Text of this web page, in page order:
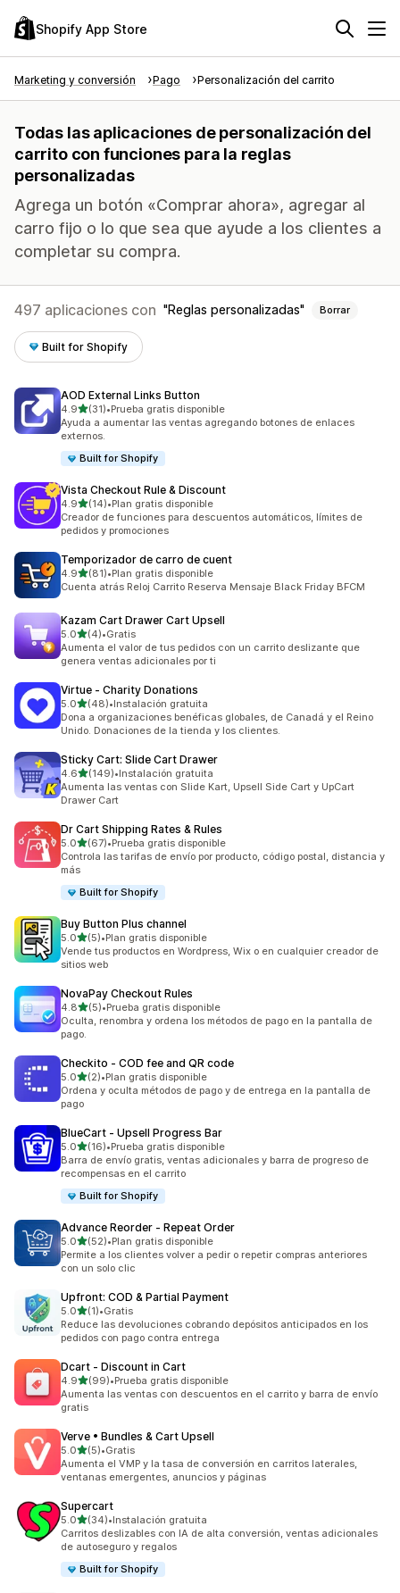
Shopify App Store
Marketing y conversión Pago Personalización del carrito
Todas las aplicaciones de personalización del
carrito con funciones para la reglas
personalizadas
Agrega un botón «Comprar ahora», agregar al
carro fijo o lo que sea que ayude a los clientes a
completar su compra.
497 aplicaciones con Reglas personalizadas Borrar
Built for Shopify
AOD External Links Button
4.9de 5 estrellas
(31)
31 reseñas en total
•Prueba gratis disponible
Ayuda a aumentar las ventas agregando botones de enlaces
externos.
Built for Shopify
Vista Checkout Rule & Discount
4.9de 5 estrellas
(14)
14 reseñas en total
•Plan gratis disponible
Creador de funciones para descuentos automáticos, límites de
pedidos y promociones
Temporizador de carro de cuent
4.9de 5 estrellas
(81)
81 reseñas en total
•Plan gratis disponible
Cuenta atrás Reloj Carrito Reserva Mensaje Black Friday BFCM
Kazam Cart Drawer Cart Upsell
5.0de 5 estrellas
(4)
4 reseñas en total
•Gratis
Aumenta el valor de tus pedidos con un carrito deslizante que
genera ventas adicionales por ti
Virtue ‑ Charity Donations
5.0de 5 estrellas
(48)
48 reseñas en total
•Instalación gratuita
Dona a organizaciones benéficas globales, de Canadá y el Reino
Unido. Donaciones de la tienda y los clientes.
Sticky Cart: Slide Cart Drawer
4.6de 5 estrellas
(149)
149 reseñas en total
•Instalación gratuita
Aumenta las ventas con Slide Kart, Upsell Side Cart y UpCart
Drawer Cart
Dr Cart Shipping Rates & Rules
5.0de 5 estrellas
(67)
67 reseñas en total
•Prueba gratis disponible
Controla las tarifas de envío por producto, código postal, distancia y
más
Built for Shopify
Buy Button Plus channel
5.0de 5 estrellas
(5)
5 reseñas en total
•Plan gratis disponible
Vende tus productos en Wordpress, Wix o en cualquier creador de
sitios web
NovaPay Checkout Rules
4.8de 5 estrellas
(5)
5 reseñas en total
•Prueba gratis disponible
Oculta, renombra y ordena los métodos de pago en la pantalla de
pago.
Checkito ‑ COD fee and QR code
5.0de 5 estrellas
(2)
2 reseñas en total
•Plan gratis disponible
Ordena y oculta métodos de pago y de entrega en la pantalla de
pago
BlueCart ‑ Upsell Progress Bar
5.0de 5 estrellas
(16)
16 reseñas en total
•Prueba gratis disponible
Barra de envío gratis, ventas adicionales y barra de progreso de
recompensas en el carrito
Built for Shopify
Advance Reorder ‑ Repeat Order
5.0de 5 estrellas
(52)
52 reseñas en total
•Plan gratis disponible
Permite a los clientes volver a pedir o repetir compras anteriores
con un solo clic
Upfront: COD & Partial Payment
5.0de 5 estrellas
(1)
1 reseñas en total
•Gratis
Reduce las devoluciones cobrando depósitos anticipados en los
pedidos con pago contra entrega
Dcart ‑ Discount in Cart
4.9de 5 estrellas
(99)
99 reseñas en total
•Prueba gratis disponible
Aumenta las ventas con descuentos en el carrito y barra de envío
gratis
Verve • Bundles & Cart Upsell
5.0de 5 estrellas
(5)
5 reseñas en total
•Gratis
Aumenta el VMP y la tasa de conversión en carritos laterales,
ventanas emergentes, anuncios y páginas
Supercart
5.0de 5 estrellas
(34)
34 reseñas en total
•Instalación gratuita
Carritos deslizables con IA de alta conversión, ventas adicionales
de autoseguro y regalos
Built for Shopify